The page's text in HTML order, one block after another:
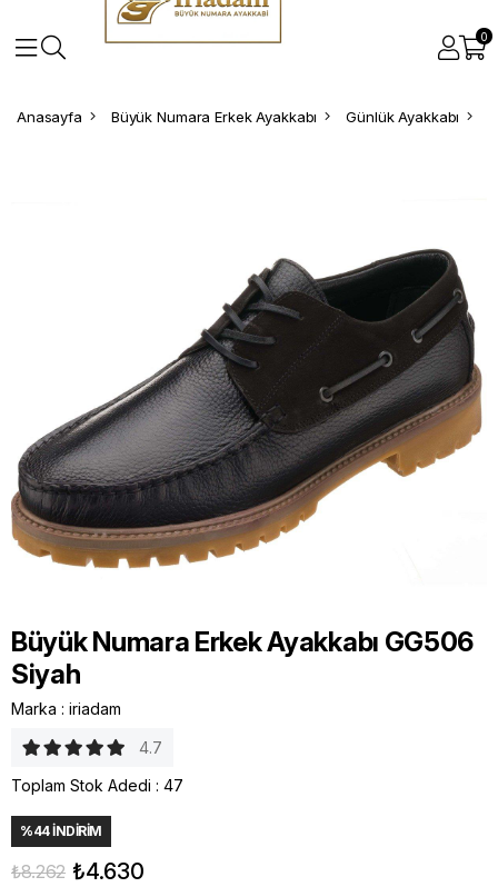
0
Anasayfa Büyük Numara Erkek Ayakkabı Günlük Ayakkabı
Büyük Numara Erkek Ayakkabı GG506
Siyah
Marka : iriadam
4.7
Toplam Stok Adedi : 47
%44İNDIRIM
₺8.262 ₺4.630